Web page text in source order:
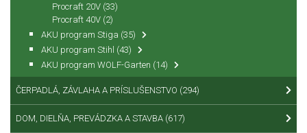
Procraft 20V (33)
Procraft 40V (2)
AKU program Stiga (35)
AKU program Stihl (43)
AKU program WOLF-Garten (14)
ČERPADLÁ, ZÁVLAHA A PRÍSLUŠENSTVO (294)
DOM, DIELŇA, PREVÁDZKA A STAVBA (617)